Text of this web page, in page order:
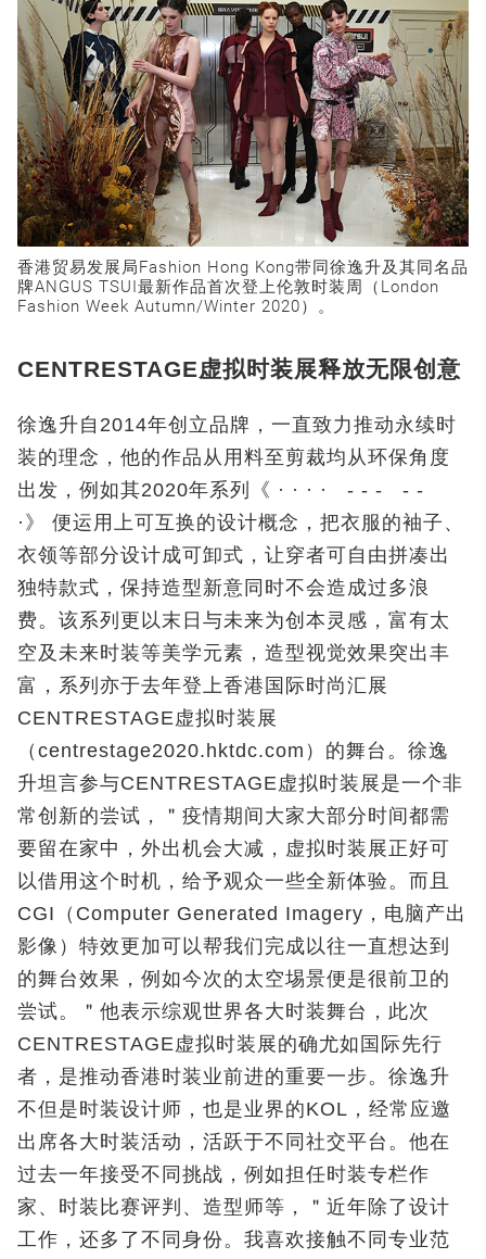
香港贸易发展局Fashion Hong Kong带同徐逸升及其同名品
牌ANGUS TSUI最新作品首次登上伦敦时装周（London
Fashion Week Autumn/Winter 2020）。
CENTRESTAGE虚拟时装展释放无限创意
徐逸升自2014年创立品牌，一直致力推动永续时
装的理念，他的作品从用料至剪裁均从环保角度
出发，例如其2020年系列《 · · · · - - - - -
·》 便运用上可互换的设计概念，把衣服的袖子、
衣领等部分设计成可卸式，让穿者可自由拼凑出
独特款式，保持造型新意同时不会造成过多浪
费。该系列更以末日与未来为创本灵感，富有太
空及未来时装等美学元素，造型视觉效果突出丰
富，系列亦于去年登上香港国际时尚汇展
CENTRESTAGE虚拟时装展
（centrestage2020.hktdc.com）的舞台。徐逸
升坦言参与CENTRESTAGE虚拟时装展是一个非
常创新的尝试，＂疫情期间大家大部分时间都需
要留在家中，外出机会大减，虚拟时装展正好可
以借用这个时机，给予观众一些全新体验。而且
CGI（Computer Generated Imagery，电脑产出
影像）特效更加可以帮我们完成以往一直想达到
的舞台效果，例如今次的太空埸景便是很前卫的
尝试。＂他表示综观世界各大时装舞台，此次
CENTRESTAGE虚拟时装展的确尤如国际先行
者，是推动香港时装业前进的重要一步。徐逸升
不但是时装设计师，也是业界的KOL，经常应邀
出席各大时装活动，活跃于不同社交平台。他在
过去一年接受不同挑战，例如担任时装专栏作
家、时装比赛评判、造型师等，＂近年除了设计
工作，还多了不同身份。我喜欢接触不同专业范